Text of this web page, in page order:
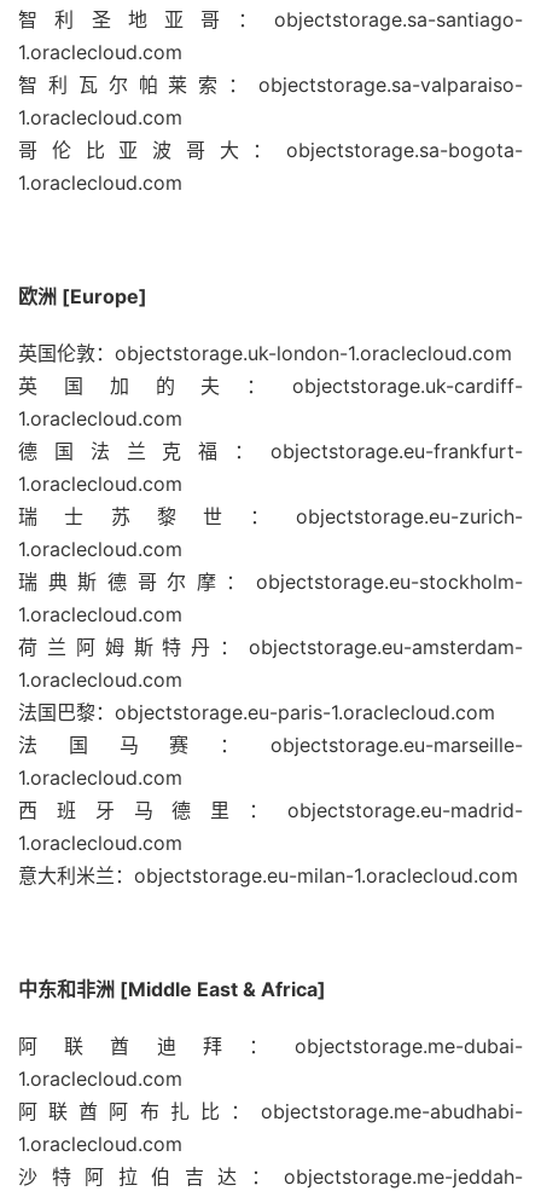
智利圣地亚哥：objectstorage.sa-santiago-
1.oraclecloud.com
智利瓦尔帕莱索：objectstorage.sa-valparaiso-
1.oraclecloud.com
哥伦比亚波哥大：objectstorage.sa-bogota-
1.oraclecloud.com
欧洲 [Europe]
英国伦敦：objectstorage.uk-london-1.oraclecloud.com
英国加的夫：objectstorage.uk-cardiff-
1.oraclecloud.com
德国法兰克福：objectstorage.eu-frankfurt-
1.oraclecloud.com
瑞士苏黎世：objectstorage.eu-zurich-
1.oraclecloud.com
瑞典斯德哥尔摩：objectstorage.eu-stockholm-
1.oraclecloud.com
荷兰阿姆斯特丹：objectstorage.eu-amsterdam-
1.oraclecloud.com
法国巴黎：objectstorage.eu-paris-1.oraclecloud.com
法国马赛：objectstorage.eu-marseille-
1.oraclecloud.com
西班牙马德里：objectstorage.eu-madrid-
1.oraclecloud.com
意大利米兰：objectstorage.eu-milan-1.oraclecloud.com
中东和非洲 [Middle East & Africa]
阿联酋迪拜：objectstorage.me-dubai-
1.oraclecloud.com
阿联酋阿布扎比：objectstorage.me-abudhabi-
1.oraclecloud.com
沙特阿拉伯吉达：objectstorage.me-jeddah-